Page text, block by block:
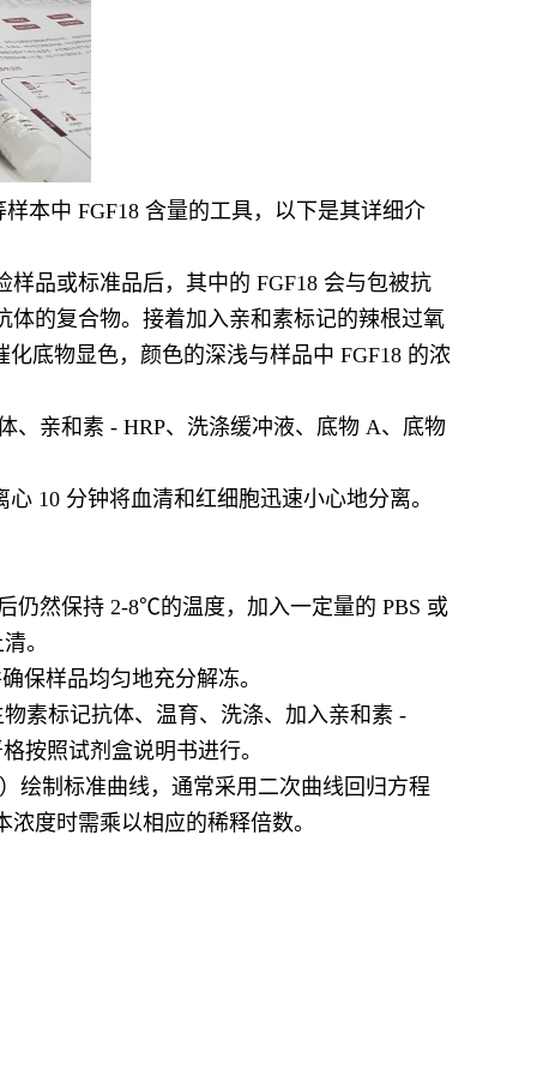
本中 FGF18 含量的工具，以下是其详细介
品或标准品后，其中的 FGF18 会与包被抗
体的复合物。接着加入亲和素标记的辣根过氧
底物显色，颜色的深浅与样品中 FGF18 的浓
、亲和素 - HRP、洗涤缓冲液、底物 A、底物
10 分钟将血清和红细胞迅速小心地分离。
仍然保持 2-8℃的温度，加入一定量的 PBS 或
。
保样品均匀地充分解冻。
素标记抗体、温育、洗涤、加入亲和素 -
按照试剂盒说明书进行。
绘制标准曲线，通常采用二次曲线回归方程
度时需乘以相应的稀释倍数。